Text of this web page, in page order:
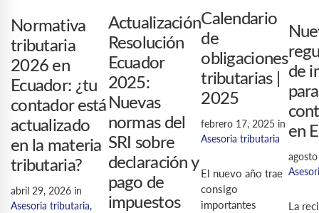
Normativa
tributaria
2026 en
Ecuador: ¿tu
contador está
actualizado
en la materia
tributaria?
abril 29, 2026 in
Asesoria tributaria,
Actualización
Resolución
Ecuador
2025:
Nuevas
normas del
SRI sobre
declaración y
pago de
impuestos
Calendario
de
obligaciones
tributarias |
2025
febrero 17, 2025 in
Asesoria tributaria
El nuevo año trae
consigo
importantes
de
en
La